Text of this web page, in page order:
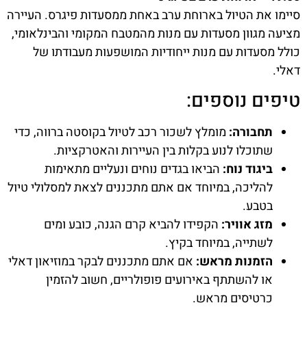
סיימו את הטיול בארוחת ערב באחת ממסעדות פיגרס. העיירה
מציעה מגוון מסעדות עם מנות מהמטבח המקומי והבינלאומי,
כולל מסעדות עם מנות ייחודיות המושפעות מעבודתו של
דאלי.
טיפים נוספים:
תחבורה: מומלץ לשכור רכב לטיול בקוסטה ברווה, כדי
שתוכלו לנוע בקלות בין העיירות והאטרקציות.
ביגוד נוח: הביאו בגדים נוחים ונעליים מתאימות
להליכה, במיוחד אם אתם מתכננים לצאת למסלולי טיול
בטבע.
מזג אוויר: הקפידו להביא קרם הגנה, כובע ומים
לשתייה, במיוחד בקיץ.
הזמנות מראש: אם אתם מתכננים לבקר במוזיאון דאלי
או להשתתף באירועים פופולריים, חשוב להזמין
כרטיסים מראש.